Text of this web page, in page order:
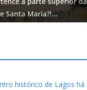
Santa Maria?!…
histórico de Lagos há